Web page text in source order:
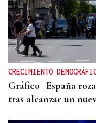
CRECIMIENTO
Gráfico | España
tras alcanzar un